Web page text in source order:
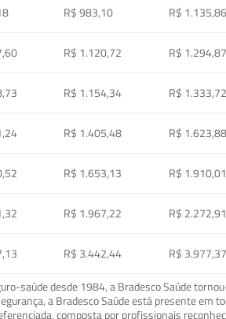
R$ 983,10 R$ 1.135,86
R$ 1.120,72 R$ 1.294,87
R$ 1.154,34 R$ 1.333,72
R$ 1.405,48 R$ 1.623,88
R$ 1.653,13 R$ 1.910,01
R$ 1.967,22 R$ 2.272,91
R$ 3.442,44 R$ 3.977,37
saúde desde 1984, a Bradesco Saúde
a Bradesco Saúde está presente
composta por profissionais